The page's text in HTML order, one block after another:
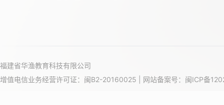
福建省华渔教育科技有限公司
增值电信业务经营许可证：闽B2-20160025 | 网站备案号： 闽ICP备